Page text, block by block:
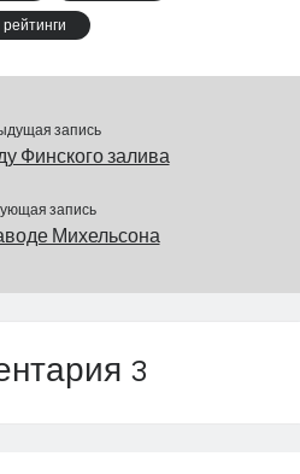
рейтинги
запись
Финского залива
запись
Михельсона
3